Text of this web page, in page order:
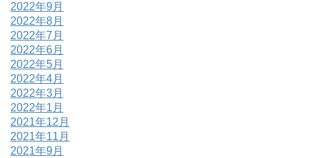
2022年9月
2022年8月
2022年7月
2022年6月
2022年5月
2022年4月
2022年3月
2022年1月
2021年12月
2021年11月
2021年9月